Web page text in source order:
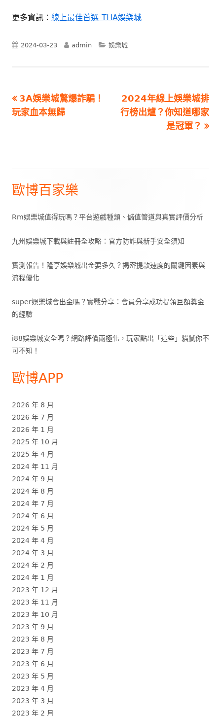
更多資訊： 線上最佳首選-THA娛樂城
Published
2024-03-23 Author
admin Categories
娛樂城
文Previous
article:
3A娛樂城驚爆詐騙！
玩家血本無歸
Next
article:
2024年線上娛樂城排
行榜出爐？你知道哪家
是冠軍？
Main
Sidebar
歐博百家樂
Rm娛樂城值得玩嗎？平台遊戲種類、儲值管道與真實評價分析
九州娛樂城下載與註冊全攻略：官方防詐與新手安全須知
實測報告！隆亨娛樂城出金要多久？揭密提款速度的關鍵因素與
流程優化
super娛樂城會出金嗎？實戰分享：會員分享成功提領巨額獎金
的經驗
i88娛樂城安全嗎？網路評價兩極化，玩家點出「這些」貓膩你不
可不知！
歐博APP
2026 年 8 月
2026 年 7 月
2026 年 1 月
2025 年 10 月
2025 年 4 月
2024 年 11 月
2024 年 9 月
2024 年 8 月
2024 年 7 月
2024 年 6 月
2024 年 5 月
2024 年 4 月
2024 年 3 月
2024 年 2 月
2024 年 1 月
2023 年 12 月
2023 年 11 月
2023 年 10 月
2023 年 9 月
2023 年 8 月
2023 年 7 月
2023 年 6 月
2023 年 5 月
2023 年 4 月
2023 年 3 月
2023 年 2 月